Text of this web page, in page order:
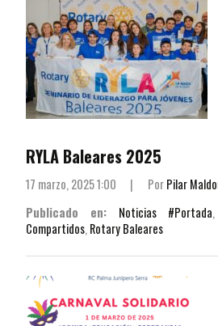
RYLA Baleares 2025
17 marzo, 2025 1:00 | PorPilar
Publicado en:
Noticias #Portada,
Compartidos, Rotary Baleares